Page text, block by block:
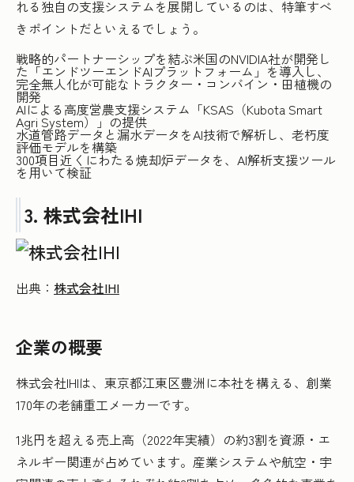
れる独自の支援システムを展開しているのは、特筆すべ
きポイントだといえるでしょう。
戦略的パートナーシップを結ぶ米国のNVIDIA社が開発し
た「エンドツーエンドAIプラットフォーム」を導入し、
完全無人化が可能なトラクター・コンバイン・田植機の
開発
AIによる高度営農支援システム「KSAS（Kubota Smart
Agri System）」の提供
水道管路データと漏水データをAI技術で解析し、老朽度
評価モデルを構築
300項目近くにわたる焼却炉データを、AI解析支援ツール
を用いて検証
3. 株式会社IHI
出典： 株式会社IHI
企業の概要
株式会社IHIは、東京都江東区豊洲に本社を構える、創業
170年の老舗重工メーカーです。
1兆円を超える売上高（2022年実績）の約3割を資源・エ
ネルギー関連が占めています。産業システムや航空・宇